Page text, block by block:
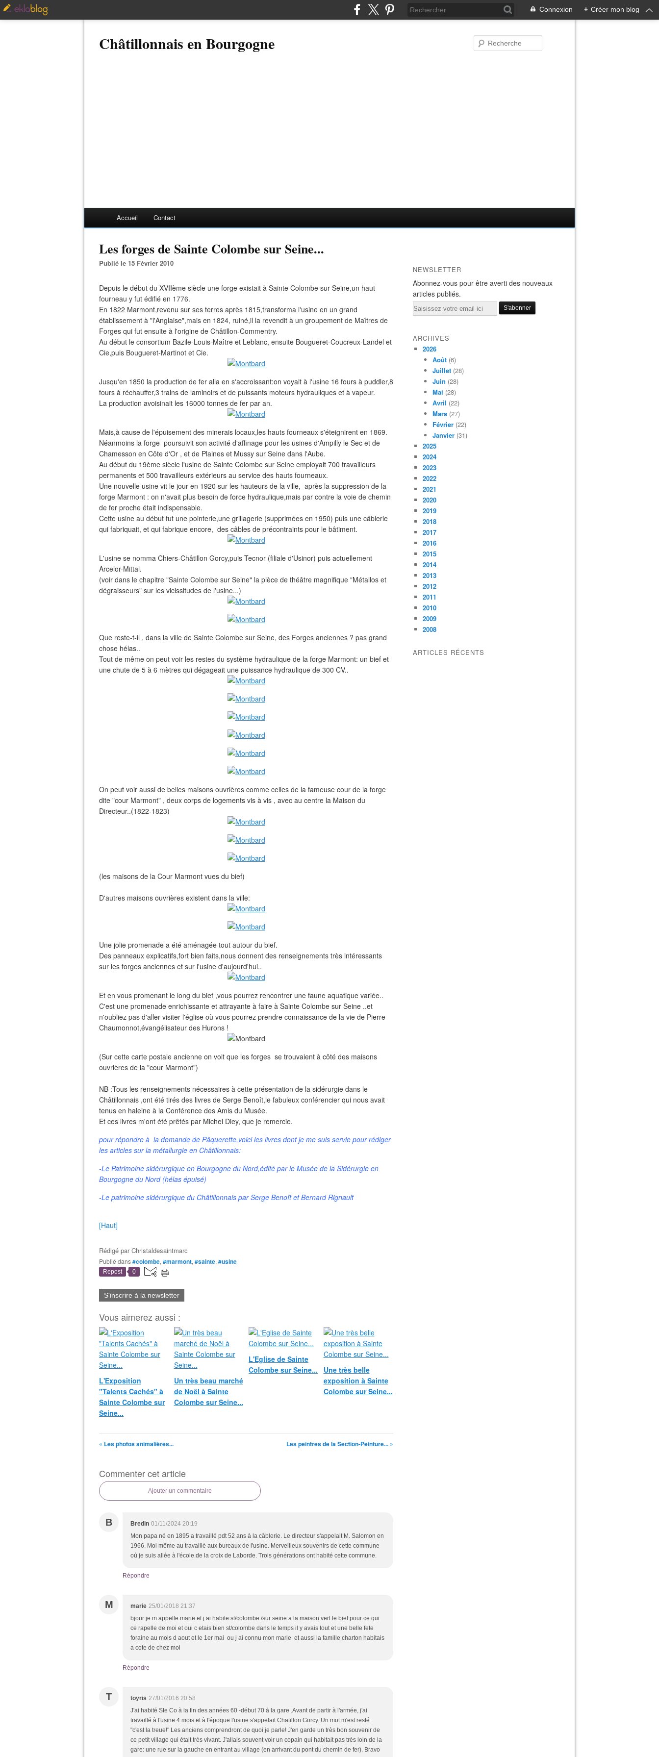
Connexion + Créer mon blog
Châtillonnais en Bourgogne
Accueil Contact
Les forges de Sainte Colombe sur Seine...
Publié le 15 Février 2010
Depuis le début du XVIIème siècle une forge existait à Sainte Colombe sur Seine,un haut
fourneau y fut édifié en 1776.
En 1822 Marmont,revenu sur ses terres après 1815,transforma l'usine en un grand
établissement à "l'Anglaise",mais en 1824, ruiné,il la revendit à un groupement de Maîtres de
Forges qui fut ensuite à l'origine de Châtillon-Commentry.
Au début le consortium Bazile-Louis-Maître et Leblanc, ensuite Bougueret-Coucreux-Landel et
Cie,puis Bougueret-Martinot et Cie.
Jusqu'en 1850 la production de fer alla en s'accroissant:on voyait à l'usine 16 fours à puddler,8
fours à réchauffer,3 trains de laminoirs et de puissants moteurs hydrauliques et à vapeur.
La production avoisinait les 16000 tonnes de fer par an.
Mais,à cause de l'épuisement des minerais locaux,les hauts fourneaux s'éteignirent en 1869.
Néanmoins la forge poursuivit son activité d'affinage pour les usines d'Ampilly le Sec et de
Chamesson en Côte d'Or , et de Plaines et Mussy sur Seine dans l'Aube.
Au début du 19ème siècle l'usine de Sainte Colombe sur Seine employait 700 travailleurs
permanents et 500 travailleurs extérieurs au service des hauts fourneaux.
Une nouvelle usine vit le jour en 1920 sur les hauteurs de la ville, après la suppression de la
forge Marmont : on n'avait plus besoin de force hydraulique,mais par contre la voie de chemin
de fer proche était indispensable.
Cette usine au début fut une pointerie,une grillagerie (supprimées en 1950) puis une câblerie
qui fabriquait, et qui fabrique encore, des câbles de précontraints pour le bâtiment.
L'usine se nomma Chiers-Châtillon Gorcy,puis Tecnor (filiale d'Usinor) puis actuellement
Arcelor-Mittal.
(voir dans le chapitre "Sainte Colombe sur Seine" la pièce de théâtre magnifique "Métallos et
dégraisseurs" sur les vicissitudes de l'usine...)
Que reste-t-il , dans la ville de Sainte Colombe sur Seine, des Forges anciennes ? pas grand
chose hélas..
Tout de même on peut voir les restes du système hydraulique de la forge Marmont: un bief et
une chute de 5 à 6 mètres qui dégageait une puissance hydraulique de 300 CV..
On peut voir aussi de belles maisons ouvrières comme celles de la fameuse cour de la forge
dite "cour Marmont" , deux corps de logements vis à vis , avec au centre la Maison du
Directeur..(1822-1823)
(les maisons de la Cour Marmont vues du bief)
D'autres maisons ouvrières existent dans la ville:
Une jolie promenade a été aménagée tout autour du bief.
Des panneaux explicatifs,fort bien faits,nous donnent des renseignements très intéressants
sur les forges anciennes et sur l'usine d'aujourd'hui..
Et en vous promenant le long du bief ,vous pourrez rencontrer une faune aquatique variée..
C'est une promenade enrichissante et attrayante à faire à Sainte Colombe sur Seine ..et
n'oubliez pas d'aller visiter l'église où vous pourrez prendre connaissance de la vie de Pierre
Chaumonnot,évangélisateur des Hurons !
(Sur cette carte postale ancienne on voit que les forges se trouvaient à côté des maisons
ouvrières de la "cour Marmont")
NB :Tous les renseignements nécessaires à cette présentation de la sidérurgie dans le
Châtillonnais ,ont été tirés des livres de Serge Benoît,le fabuleux conférencier qui nous avait
tenus en haleine à la Conférence des Amis du Musée.
Et ces livres m'ont été prêtés par Michel Diey, que je remercie.
pour répondre à la demande de Pâquerette,voici les livres dont je me suis servie pour rédiger
les articles sur la métallurgie en Châtillonnais:
-Le Patrimoine sidérurgique en Bourgogne du Nord,édité par le Musée de la Sidérurgie en
Bourgogne du Nord (hélas épuisé)
-Le patrimoine sidérurgique du Châtillonnais par Serge Benoît et Bernard Rignault
[Haut]
Rédigé parChristaldesaintmarc
Publié dans#colombe, #marmont, #sainte, #usine
Repost 0
S'inscrire à la newsletter
Vous aimerez aussi :
L'Exposition
"Talents Cachés" à
Sainte Colombe sur
Seine...
Un très beau marché
de Noël à Sainte
Colombe sur Seine...
L'Eglise de Sainte
Colombe sur Seine...
Une très belle
exposition à Sainte
Colombe sur Seine...
« Les photos animalières... Les peintres de la Section-Peinture... »
Commenter cet article
Ajouter un commentaire
B Bredin 01/11/2024 20:19
Mon papa né en 1895 a travaillé pdt 52 ans à la câblerie. Le directeur s'appelait M. Salomon en
1966. Moi même au travaillé aux bureaux de l'usine. Merveilleux souvenirs de cette commune
où je suis allée à l'école.de la croix de Laborde. Trois générations ont habité cette commune.
Répondre
M marie 25/01/2018 21:37
bjour je m appelle marie et j ai habite st/colombe /sur seine a la maison vert le bief pour ce qui
ce rapelle de moi et oui c etais bien st/colombe dans le temps il y avais tout et une belle fete
foraine au mois d aout et le 1er mai ou j ai connu mon marie et aussi la famille charton habitais
a cote de chez moi
Répondre
T toyris 27/01/2016 20:58
J'ai habité Ste Co à la fin des années 60 -début 70 à la gare .Avant de partir à l'armée, j'ai
travaillé à l'usine 4 mois et à l'époque l'usine s'appelait Chatillon Gorcy. Un mot m'est resté :
"c'est la treue!" Les anciens comprendront de quoi je parle! J'en garde un très bon souvenir de
ce petit village qui était très vivant. J'allais souvent voir un copain qui habitait pas très loin de la
gare: une rue sur la gauche en entrant au village (en arrivant du pont du chemin de fer). Bravo
NEWSLETTER
Abonnez-vous pour être averti des nouveaux
articles publiés.
Email
ARCHIVES
2026
Août (6)
Juillet (28)
Juin (28)
Mai (28)
Avril (22)
Mars (27)
Février (22)
Janvier (31)
2025
2024
2023
2022
2021
2020
2019
2018
2017
2016
2015
2014
2013
2012
2011
2010
2009
2008
ARTICLES RÉCENTS